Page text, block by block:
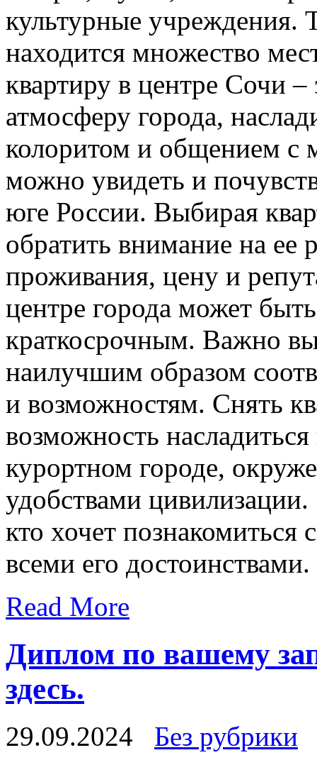
культурные учреждения.
находится множество
квартиру в центре Сочи –
атмосферу города,
колоритом и общением с
можно увидеть и
юге России. Выбирая
обратить внимание на ее
проживания, цену и
центре города может
краткосрочным. Важно
наилучшим образом
и возможностям. Снять
возможность
курортном городе,
удобствами
кто хочет познакомиться
всеми его достоинствами.
Read More
Диплом по вашему
здесь.
29.09.2024 Без рубрики